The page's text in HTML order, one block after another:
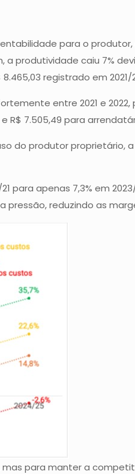
para o
a produtividade caiu 7%
registrado em
entre 2021 e
R$ 7.505,49 para
produtor proprietário, a
para apenas 7,3% em
reduzindo as
para manter a